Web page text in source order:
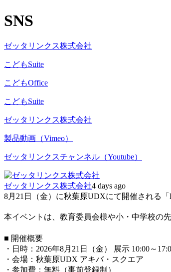
SNS
ゼッタリンクス株式会社
こどもSuite
こどもOffice
こどもSuite
ゼッタリンクス株式会社
製品動画（Vimeo）
ゼッタリンクスチャンネル（Youtube）
ゼッタリンクス株式会社4 days ago
8月21日（金）に秋葉原UDXにて開催される「
本イベントは、教育委員会様や小・中学校の
■ 開催概要
・日時：2026年8月21日（金） 展示 10:00～
・会場：秋葉原UDX アキバ・スクエア
・参加費：無料（事前登録制）